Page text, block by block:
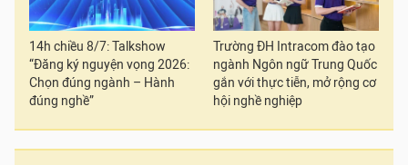
14h chiều 8/7: Talkshow
“Đăng ký nguyện vọng 2026:
Chọn đúng ngành – Hành
đúng nghề”
Trường ĐH Intracom đào tạo
ngành Ngôn ngữ Trung Quốc
gắn với thực tiễn, mở rộng cơ
hội nghề nghiệp